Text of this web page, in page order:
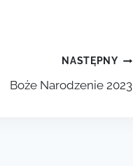
NASTĘPNY
Boże Narodzenie 2023